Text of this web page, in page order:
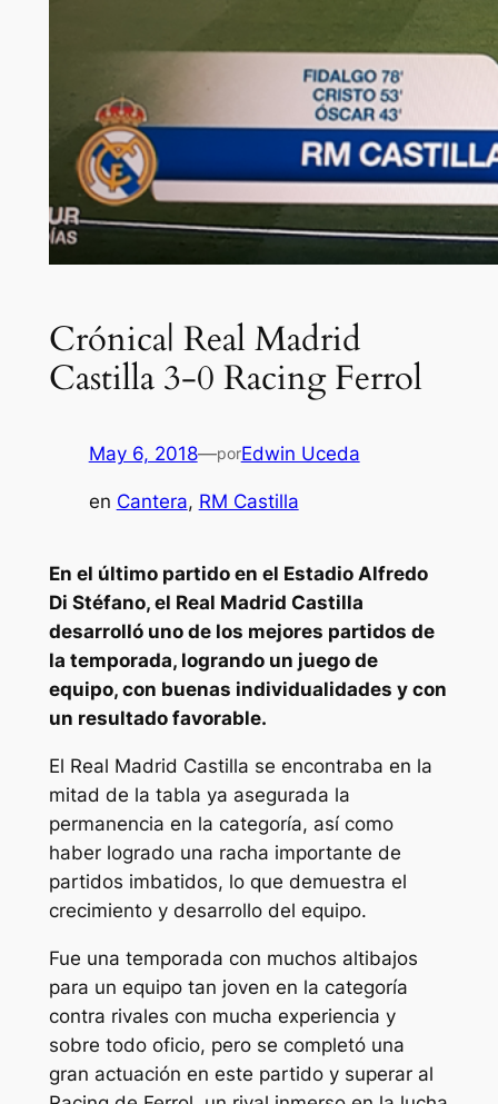
Crónica| Real Madrid
Castilla 3-0 Racing Ferrol
May 6, 2018—porEdwin Uceda
en Cantera, RM Castilla
En el último partido en el Estadio Alfredo
Di Stéfano, el Real Madrid Castilla
desarrolló uno de los mejores partidos de
la temporada, logrando un juego de
equipo, con buenas individualidades y con
un resultado favorable.
El Real Madrid Castilla se encontraba en la
mitad de la tabla ya asegurada la
permanencia en la categoría, así como
haber logrado una racha importante de
partidos imbatidos, lo que demuestra el
crecimiento y desarrollo del equipo.
Fue una temporada con muchos altibajos
para un equipo tan joven en la categoría
contra rivales con mucha experiencia y
sobre todo oficio, pero se completó una
gran actuación en este partido y superar al